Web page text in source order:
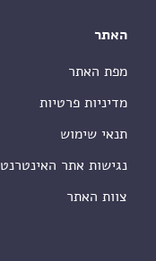
האתר
מפת האתר
מדיניות פרטיות
תנאי שימוש
נגישות אתר האינטרנט
צוות האתר